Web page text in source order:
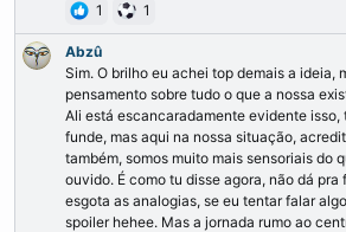
1 1
Abzû
Sim. O brilho eu achei top demais a ideia,
pensamento sobre tudo o que a nossa
Ali está escancaradamente evidente isso,
funde, mas aqui na nossa situação,
também, somos muito mais sensoriais do
ouvido. É como tu disse agora, não dá pra
esgota as analogias, se eu tentar falar
spoiler hehee. Mas a jornada rumo ao